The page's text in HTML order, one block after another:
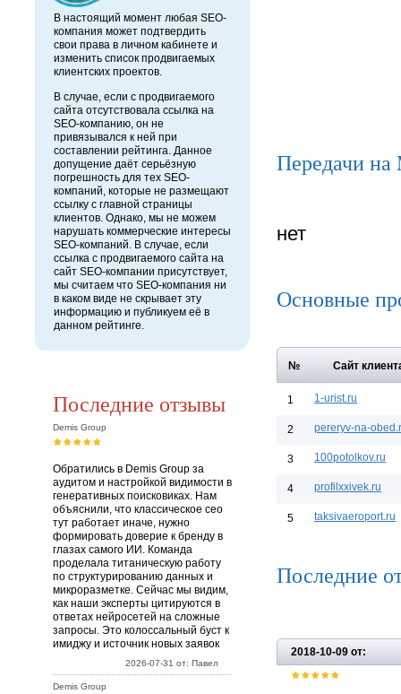
В настоящий момент любая SEO-
компания может подтвердить
свои права в личном кабинете и
изменить список продвигаемых
клиентских проектов.
В случае, если с продвигаемого
сайта отсутствовала ссылка на
SEO-компанию, он не
привязывался к ней при
составлении рейтинга. Данное
допущение даёт серьёзную
погрешность для тех SEO-
компаний, которые не размещают
ссылку с главной страницы
клиентов. Однако, мы не можем
нарушать коммерческие интересы
SEO-компаний. В случае, если
ссылка с продвигаемого сайта на
сайт SEO-компании присутствует,
мы считаем что SEO-компания ни
в каком виде не скрывает эту
информацию и публикуем её в
данном рейтинге.
Последние отзывы
Demis Group
Обратились в Demis Group за
аудитом и настройкой видимости в
генеративных поисковиках. Нам
объяснили, что классическое сео
тут работает иначе, нужно
формировать доверие к бренду в
глазах самого ИИ. Команда
проделала титаническую работу
по структурированию данных и
микроразметке. Сейчас мы видим,
как наши эксперты цитируются в
ответах нейросетей на сложные
запросы. Это колоссальный буст к
имиджу и источник новых заявок
2026-07-31 от: Павел
Demis Group
Передачи на
нет
Основные
№ Сайт
1 1-urist.ru
2 pereryv-na-
3 100potolkov.ru
4 profilxxivek.ru
5 taksivaeroport.ru
Последние
2018-10-09 от: